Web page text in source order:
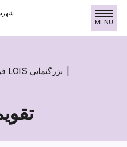
MENU
فرصت‌های مشارکت عمومی LOIS بزرگنمایی